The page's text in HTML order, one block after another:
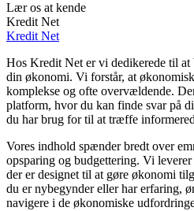
Lær os at kende
Kredit Net
Kredit Net
Hos Kredit Net er vi dedikerede til
din økonomi. Vi forstår, at
komplekse og ofte overvældende.
platform, hvor du kan finde svar på
du har brug for til at træffe
Vores indhold spænder bredt over
opsparing og budgettering. Vi
der er designet til at gøre økonomi
du er nybegynder eller har erfaring,
navigere i de økonomiske